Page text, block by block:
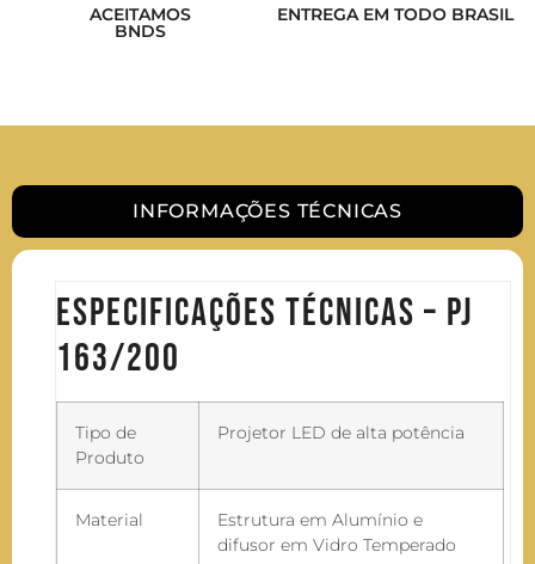
ACEITAMOS
BNDS
ENTREGA EM TODO BRASIL
INFORMAÇÕES TÉCNICAS
Especificações Técnicas – PJ
163/200
Tipo de
Produto
Projetor LED de alta potência
Material
Estrutura em Alumínio e
difusor em Vidro Temperado